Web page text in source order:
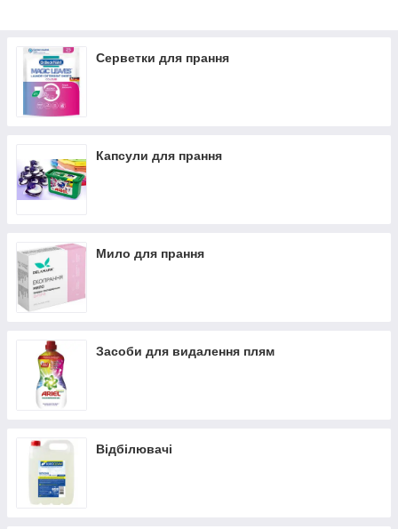
Серветки для прання
Капсули для прання
Мило для прання
Засоби для видалення плям
Відбілювачі